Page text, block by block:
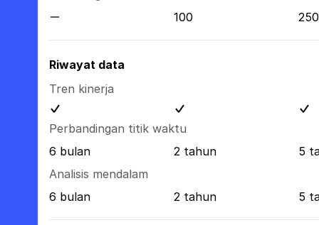
100
250
Riwayat data
Tren kinerja
Perbandingan titik waktu
6 bulan
2 tahun
5
Analisis mendalam
6 bulan
2 tahun 5